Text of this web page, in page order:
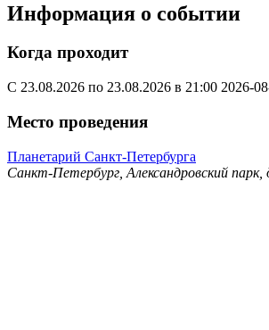
Информация о событии
Когда проходит
С 23.08.2026 по 23.08.2026 в 21:00 2026-
Место проведения
Планетарий Санкт-Петербурга
Санкт-Петербург, Александровский парк,